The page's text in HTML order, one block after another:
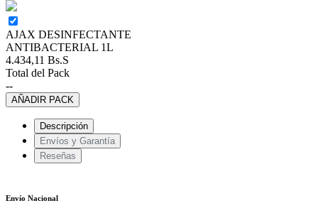
AJAX DESINFECTANTE
ANTIBACTERIAL 1L
4.434,11 Bs.S
Total del Pack
--
AÑADIR PACK
Descripción
Envíos y Garantía
Reseñas
Envío Nacional